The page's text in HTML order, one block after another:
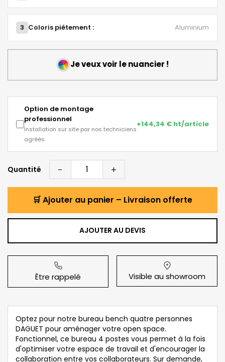
3 Coloris piétement : Aluminium
Je veux voir le nuancier !
Option de montage
professionnel
Installation sur site par nos techniciens
agréés
+144,34 € ht/article
Quantité - +
🛒 Ajouter au panier – Livraison offerte
AJOUTER AU DEVIS
Être rappelé Visible au showroom
Optez pour notre bureau bench quatre personnes
DAGUET pour aménager votre open space.
Fonctionnel, ce bureau 4 postes vous permet à la fois
d'optimiser votre espace de travail et d'encourager la
collaboration entre vos collaborateurs. Sur demande,